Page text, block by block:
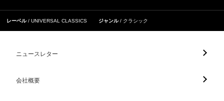
レーベル UNIVERSAL CLASSICS ジャンル クラシック
ニュースレター
会社概要